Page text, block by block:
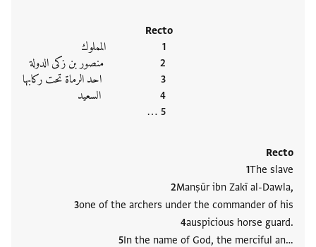
Recto
المملوك
منصور بن زكى الدولة
احد الرماة تحت ركابها
السعيد
Recto
The slave
Manṣūr ibn Zakī al-Dawla,
one of the archers under the commander of his
auspicious horse guard.
In the name of God, the merciful an‮…